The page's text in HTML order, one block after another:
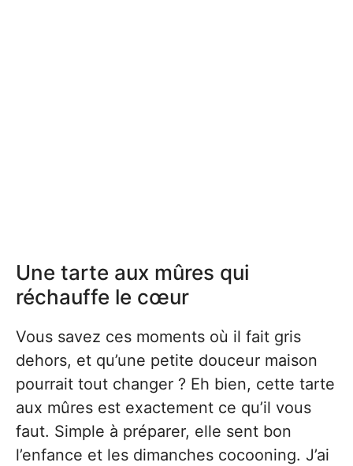
Une tarte aux mûres qui
réchauffe le cœur
Vous savez ces moments où il fait gris
dehors, et qu’une petite douceur maison
pourrait tout changer ? Eh bien, cette tarte
aux mûres est exactement ce qu’il vous
faut. Simple à préparer, elle sent bon
l’enfance et les dimanches cocooning. J’ai